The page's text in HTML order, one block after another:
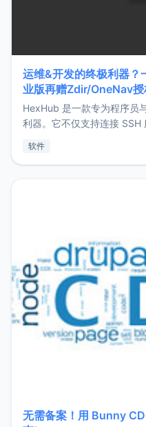
运维&开发的终极利器
业版再赠Zdir/OneNav授
HexHub 是一款专为程序员
利器。它不仅支持连接 SSH
件间频繁切换，仅凭
软件
无需备案！用 Bunny